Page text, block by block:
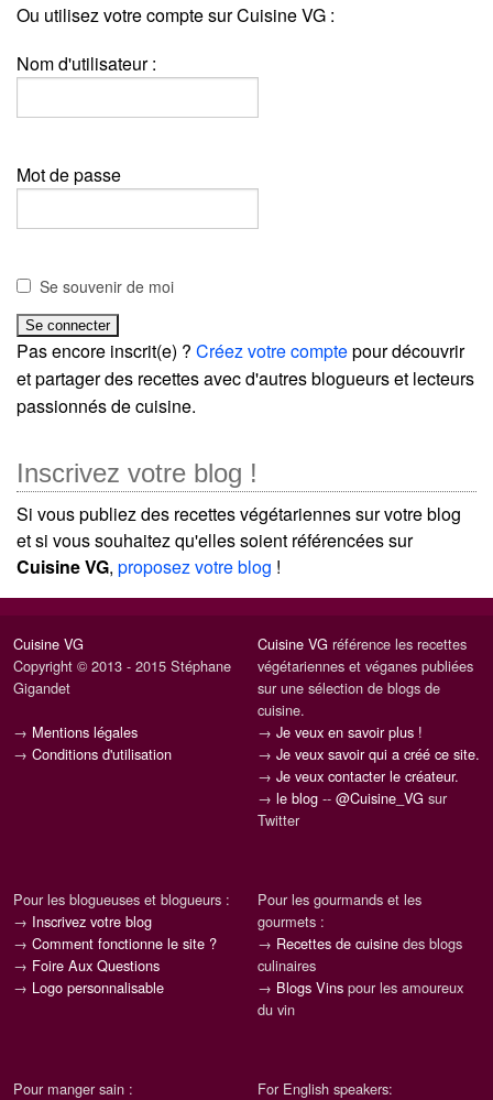
Ou utilisez votre compte sur Cuisine VG :
Nom d'utilisateur :
Mot de passe
Se souvenir de moi
Pas encore inscrit(e) ? Créez votre comptepour découvrir
et partager des recettes avec d'autres blogueurs et lecteurs
passionnés de cuisine.
Inscrivez votre blog !
Si vous publiez des recettes végétariennes sur votre blog
et si vous souhaitez qu'elles soient référencées sur
Cuisine VG, proposez votre blog !
Cuisine VG
Copyright © 2013 - 2015 Stéphane
Gigandet
→ Mentions légales
→ Conditions d'utilisation
Cuisine VG référence les recettes
végétariennes et véganes publiées
sur une sélection de blogs de
cuisine.
→ Je veux en savoir plus !
→ Je veux savoir qui a créé ce site.
→ Je veux contacter le créateur.
→ le blog -- @Cuisine_VG sur
Twitter
Pour les blogueuses et blogueurs :
→ Inscrivez votre blog
→ Comment fonctionne le site ?
→ Foire Aux Questions
→ Logo personnalisable
Pour les gourmands et les
gourmets :
→ Recettes de cuisine des blogs
culinaires
→ Blogs Vins pour les amoureux
du vin
Pour manger sain :
For English speakers: